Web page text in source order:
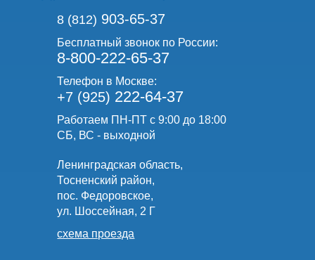
8 (812) 903-65-37
Бесплатный звонок по России:
8-800-222-65-37
Телефон в Москве:
+7 (925) 222-64-37
Работаем ПН-ПТ с 9:00 до 18:00
СБ, ВС - выходной
Ленинградская область,
Тосненский район,
пос. Федоровское,
ул. Шоссейная, 2 Г
схема проезда